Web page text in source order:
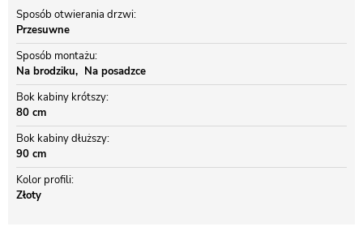
Sposób otwierania drzwi
Przesuwne
Sposób montażu
Na brodziku
Na posadzce
Bok kabiny krótszy
80 cm
Bok kabiny dłuższy
90 cm
Kolor profili
Złoty